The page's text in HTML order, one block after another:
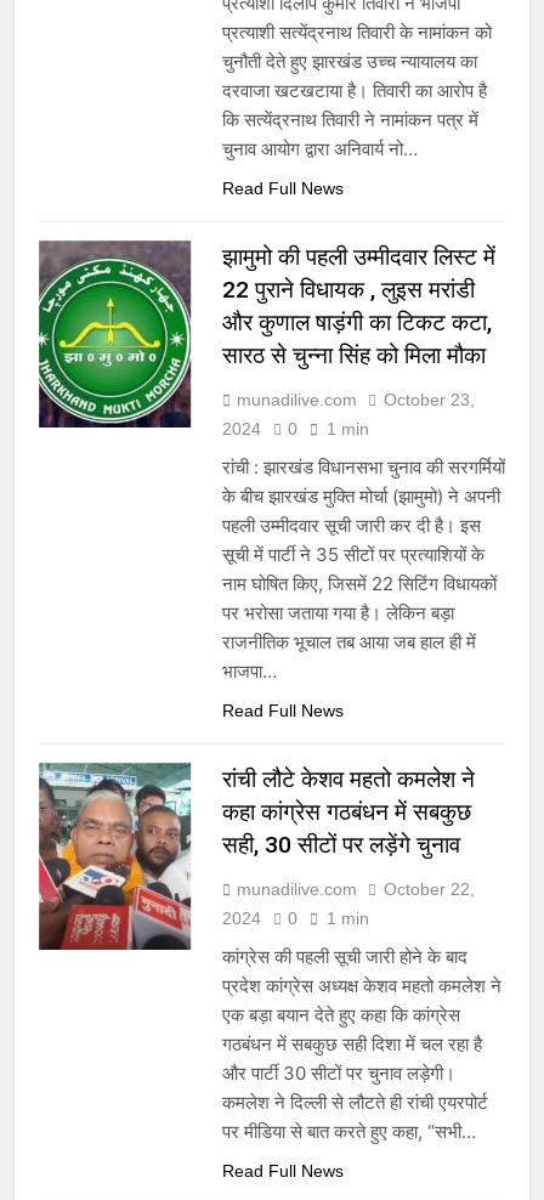
प्रत्याशी सत्येंद्रनाथ तिवारी के नामांकन को
चुनौती देते हुए झारखंड उच्च न्यायालय का
दरवाजा खटखटाया है। तिवारी का आरोप है
कि सत्येंद्रनाथ तिवारी ने नामांकन पत्र में
चुनाव आयोग द्वारा अनिवार्य नो…
Read Full News
झामुमो की पहली उम्मीदवार लिस्ट में
22 पुराने विधायक , लुइस मरांडी
और कुणाल षाड़ंगी का टिकट कटा,
सारठ से चुन्ना सिंह को मिला मौका
munadilive.com
October 23,
2024
0 1 min
रांची : झारखंड विधानसभा चुनाव की सरगर्मियों
के बीच झारखंड मुक्ति मोर्चा (झामुमो) ने अपनी
पहली उम्मीदवार सूची जारी कर दी है। इस
सूची में पार्टी ने 35 सीटों पर प्रत्याशियों के
नाम घोषित किए, जिसमें 22 सिटिंग विधायकों
पर भरोसा जताया गया है। लेकिन बड़ा
राजनीतिक भूचाल तब आया जब हाल ही में
भाजपा…
Read Full News
रांची लौटे केशव महतो कमलेश ने
कहा कांग्रेस गठबंधन में सबकुछ
सही, 30 सीटों पर लड़ेंगे चुनाव
munadilive.com
October 22,
2024
0 1 min
कांग्रेस की पहली सूची जारी होने के बाद
प्रदेश कांग्रेस अध्यक्ष केशव महतो कमलेश ने
एक बड़ा बयान देते हुए कहा कि कांग्रेस
गठबंधन में सबकुछ सही दिशा में चल रहा है
और पार्टी 30 सीटों पर चुनाव लड़ेगी।
कमलेश ने दिल्ली से लौटते ही रांची एयरपोर्ट
पर मीडिया से बात करते हुए कहा, “सभी…
Read Full News